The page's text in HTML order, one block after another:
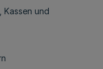
Kassen und